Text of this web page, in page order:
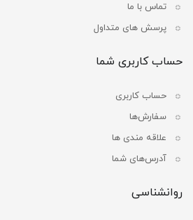
تماس با ما
پرسش های متداول
حساب کاربری شما
حساب کاربری
سفارش‌ها
علاقه مندی ها
آدرس‌های شما
روانشناسی